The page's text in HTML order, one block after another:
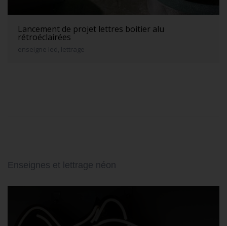
Lancement de projet lettres boitier alu
rétroéclairées
enseigne led, lettrage
Enseignes et lettrage néon